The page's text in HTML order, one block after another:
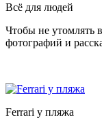
Всё для людей
Чтобы не утомлять
фотографий и
Ferrari у пляжа